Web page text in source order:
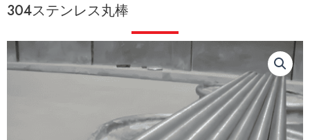
304ステンレス丸棒